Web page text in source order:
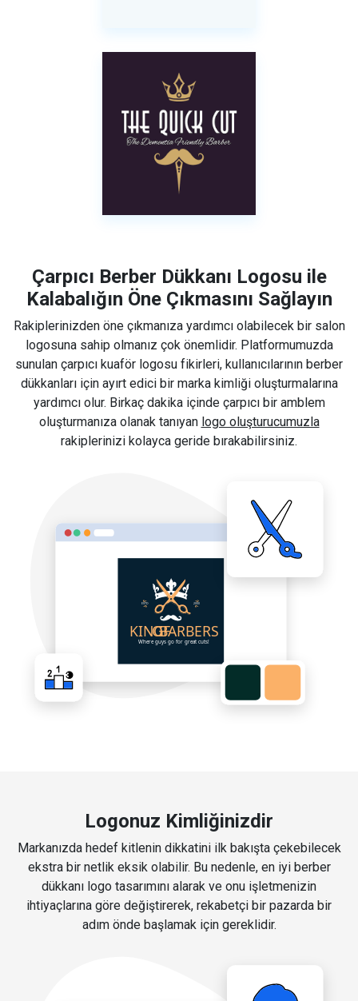
Çarpıcı Berber Dükkanı Logosu ile
Kalabalığın Öne Çıkmasını Sağlayın
Rakiplerinizden öne çıkmanıza yardımcı olabilecek bir salon
logosuna sahip olmanız çok önemlidir. Platformumuzda
sunulan çarpıcı kuaför logosu fikirleri, kullanıcılarının berber
dükkanları için ayırt edici bir marka kimliği oluşturmalarına
yardımcı olur. Birkaç dakika içinde çarpıcı bir amblem
oluşturmanıza olanak tanıyan logo oluşturucumuzla
rakiplerinizi kolayca geride bırakabilirsiniz.
Logonuz Kimliğinizdir
Markanızda hedef kitlenin dikkatini ilk bakışta çekebilecek
ekstra bir netlik eksik olabilir. Bu nedenle, en iyi berber
dükkanı logo tasarımını alarak ve onu işletmenizin
ihtiyaçlarına göre değiştirerek, rekabetçi bir pazarda bir
adım önde başlamak için gereklidir.